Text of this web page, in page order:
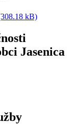
kB)
Jasenica